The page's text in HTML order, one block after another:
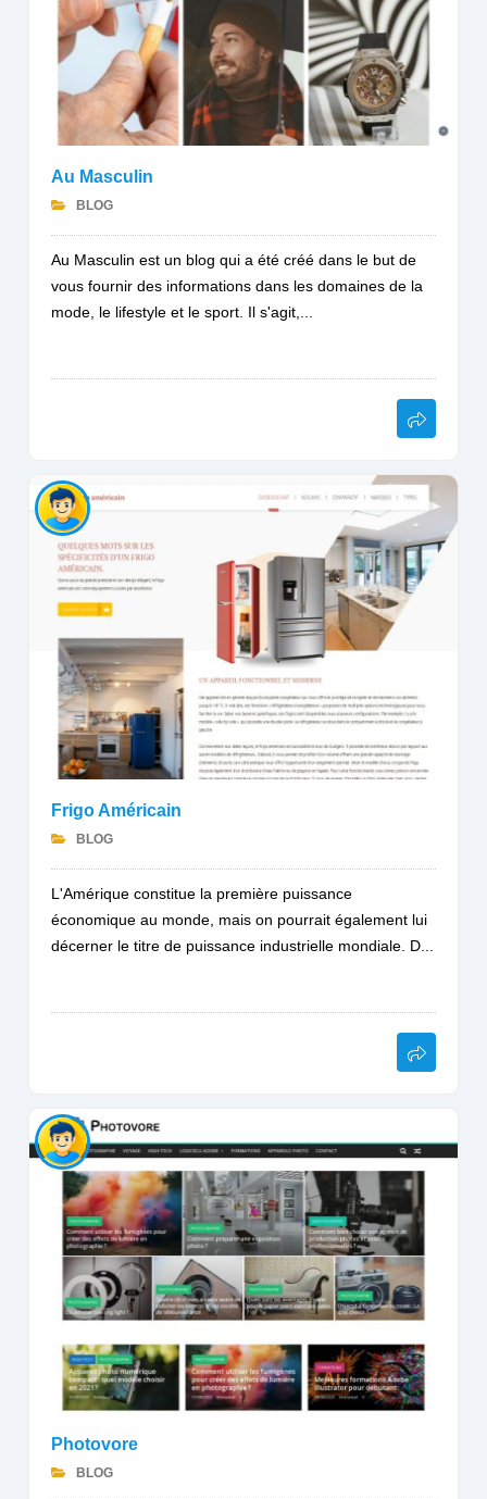
Au Masculin
BLOG
Au Masculin est un blog qui a été créé dans le but de
vous fournir des informations dans les domaines de la
mode, le lifestyle et le sport. Il s'agit,...
Frigo Américain
BLOG
L'Amérique constitue la première puissance
économique au monde, mais on pourrait également lui
décerner le titre de puissance industrielle mondiale. D...
Photovore
BLOG